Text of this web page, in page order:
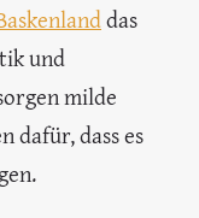
das
und
milde
dafür, dass es